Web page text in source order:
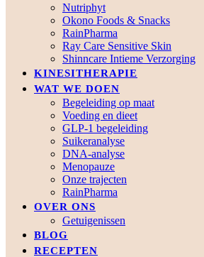
Nutriphyt
Okono Foods & Snacks
RainPharma
Ray Care Sensitive Skin
Shinncare Intieme Verzorging
KINESITHERAPIE
WAT WE DOEN
Begeleiding op maat
Voeding en dieet
GLP-1 begeleiding
Suikeranalyse
DNA-analyse
Menopauze
Onze trajecten
RainPharma
OVER ONS
Getuigenissen
BLOG
RECEPTEN